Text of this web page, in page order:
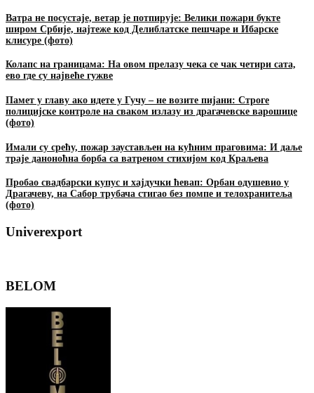
Ватра не посустаје, ветар је потпирује: Велики пожари букте
широм Србије, најтеже код Делиблатске пешчаре и Ибарске
клисуре (фото)
Колапс на границама: На овом прелазу чека се чак четири сата,
ево где су највеће гужве
Памет у главу ако идете у Гучу – не возите пијани: Строге
полицијске контроле на сваком излазу из драгачевске варошице
(фото)
Имали су срећу, пожар заустављен на кућним праговима: И даље
траје даноноћна борба са ватреном стихијом код Краљева
Пробао свадбарски купус и хајдучки ћевап: Орбан одушевио у
Драгачеву, на Сабор трубача стигао без помпе и телохранитеља
(фото)
Univerexport
BELOM